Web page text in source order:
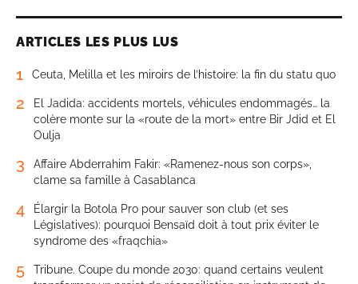
ARTICLES LES PLUS LUS
1 Ceuta, Melilla et les miroirs de l’histoire: la fin du statu quo
2
El Jadida: accidents mortels, véhicules endommagés… la
colère monte sur la «route de la mort» entre Bir Jdid et El
Oulja
3
Affaire Abderrahim Fakir: «Ramenez-nous son corps»,
clame sa famille à Casablanca
4
Élargir la Botola Pro pour sauver son club (et ses
Législatives): pourquoi Bensaïd doit à tout prix éviter le
syndrome des «fraqchia»
5
Tribune. Coupe du monde 2030: quand certains veulent